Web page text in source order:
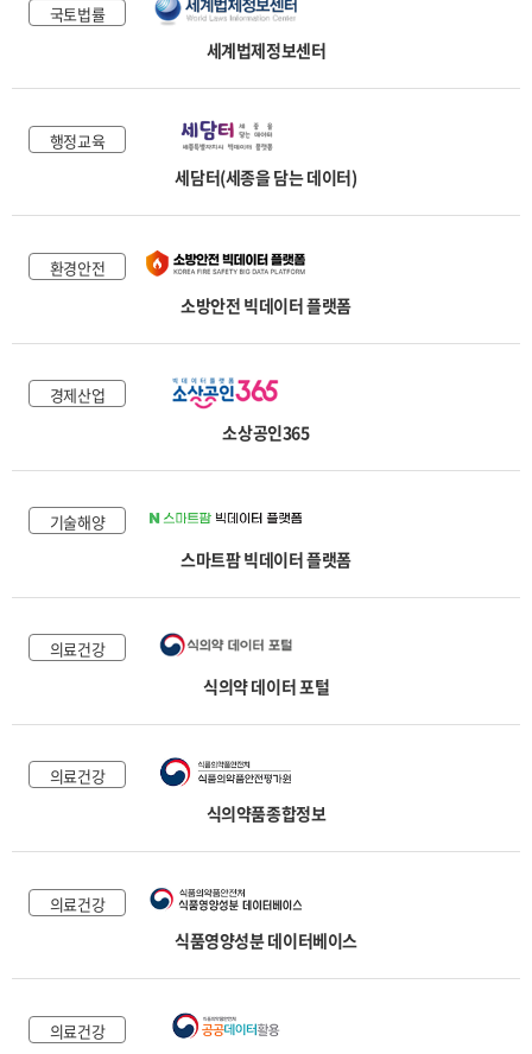
국토법률
세계법제정보센터
행정교육
세담터(세종을 담는 데이터)
환경안전
소방안전 빅데이터 플랫폼
경제산업
소상공인365
기술해양
스마트팜 빅데이터 플랫폼
의료건강
식의약 데이터 포털
의료건강
식의약품종합정보
의료건강
식품영양성분 데이터베이스
의료건강